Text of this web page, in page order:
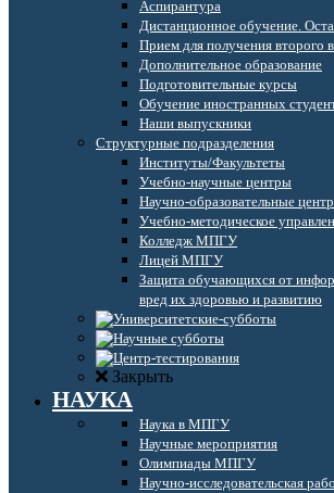
Аспирантура
Дистанционное обучение.
Прием для получения второго
Дополнительное образование
Подготовительные курсы
Обучение иностранных
Наши выпускники
Структурные подразделения
Институты/Факультеты
Учебно-научные центры
Научно-образовательные
Учебно-методическое
Колледж МПГУ
Лицей МПГУ
Защита обучающихся от
вред их здоровью и развитию
Закрыть
НАУКА
Наука в МПГУ
Научные мероприятия
Олимпиады МПГУ
Научно-исследовательская